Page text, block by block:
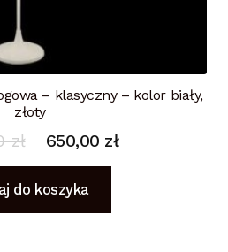
– klasyczny – kolor biały,
złoty
zł 650,00 zł
do koszyka